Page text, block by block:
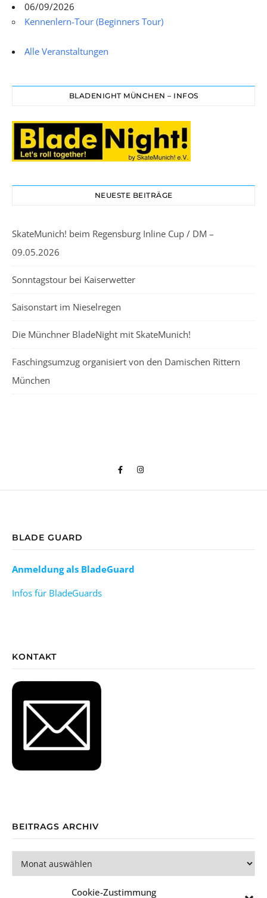
Cookie-Zustimmung
06/09/2026
Kennenlern-Tour (Beginners Tour)
Alle Veranstaltungen
BLADENIGHT MÜNCHEN – INFOS
NEUESTE BEITRÄGE
SkateMunich! beim Regensburg Inline Cup / DM –
09.05.2026
Sonntagstour bei Kaiserwetter
Saisonstart im Nieselregen
Die Münchner BladeNight mit SkateMunich!
Faschingsumzug organisiert von den Damischen Rittern
München
BLADE GUARD
Anmeldung als BladeGuard
Infos für BladeGuards
KONTAKT
BEITRAGS ARCHIV
Beitrags Archiv